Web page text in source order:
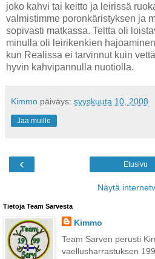
joko kahvi tai keitto ja leirissä
valmistimme poronkäristyksen ja
sopivasti matkassa. Teltta oli
minulla oli leirikenkien
kun Realissa ei tarvinnut kuin
hyvin kahvipannulla nuotiolla.
Kimmo päiväys: syyskuuta 10, 2008
Jaa muille
‹ Etusivu
Näytä
Tietoja Team Sarvesta
Kimmo
Team Sarven perusti
vaellusharrastuksen